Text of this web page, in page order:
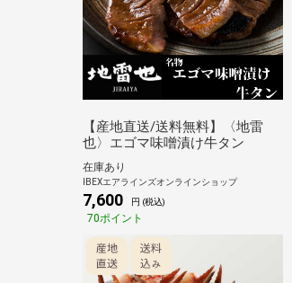
【産地直送/送料無料】〈地雷
也〉エゴマ味噌漬け牛タン
在庫あり
IBEXエアラインズオンラインショップ
7,600 円 (税込)
70ポイント